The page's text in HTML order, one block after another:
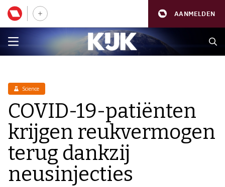
AANMELDEN
Science
COVID-19-patiënten
krijgen reukvermogen
terug dankzij
neusinjecties